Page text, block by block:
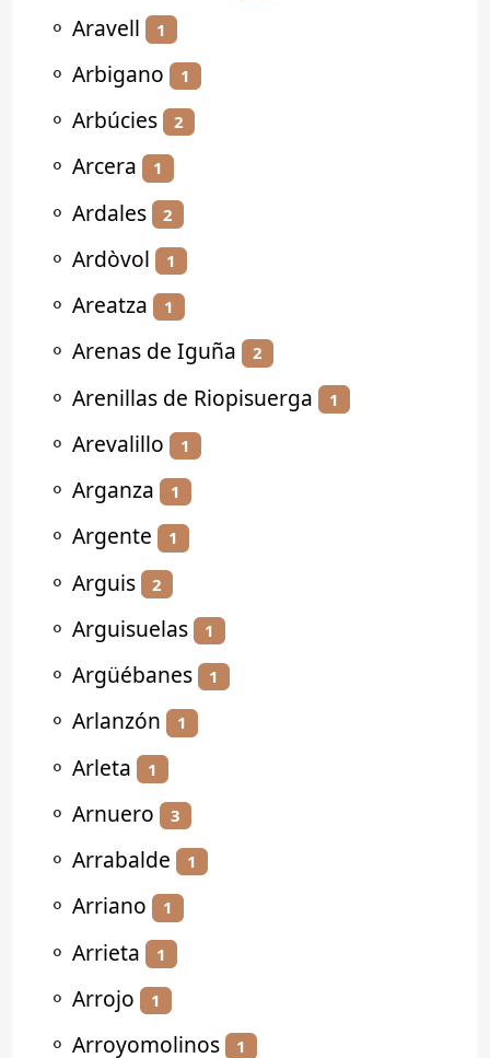
⚬ Aravell 1
⚬ Arbigano 1
⚬ Arbúcies 2
⚬ Arcera 1
⚬ Ardales 2
⚬ Ardòvol 1
⚬ Areatza 1
⚬ Arenas de Iguña 2
⚬ Arenillas de Riopisuerga 1
⚬ Arevalillo 1
⚬ Arganza 1
⚬ Argente 1
⚬ Arguis 2
⚬ Arguisuelas 1
⚬ Argüébanes 1
⚬ Arlanzón 1
⚬ Arleta 1
⚬ Arnuero 3
⚬ Arrabalde 1
⚬ Arriano 1
⚬ Arrieta 1
⚬ Arrojo 1
⚬ Arroyomolinos 1